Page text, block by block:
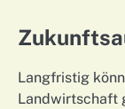
Langfristig
Landwirtschaft